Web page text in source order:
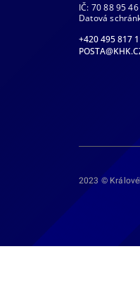
IČ: 70 88 95 46
Datová
+420 495 817
2023 ©